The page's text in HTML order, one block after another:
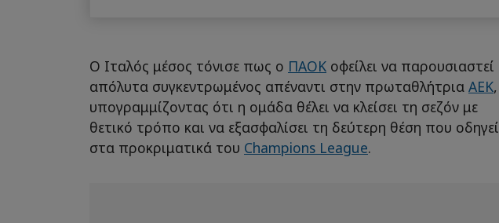
Ο Ιταλός μέσος τόνισε πως ο ΠΑΟΚ οφείλει να παρουσιαστεί
απόλυτα συγκεντρωμένος απέναντι στην πρωταθλήτρια ΑΕΚ,
υπογραμμίζοντας ότι η ομάδα θέλει να κλείσει τη σεζόν με
θετικό τρόπο και να εξασφαλίσει τη δεύτερη θέση που οδηγεί
στα προκριματικά του Champions League.